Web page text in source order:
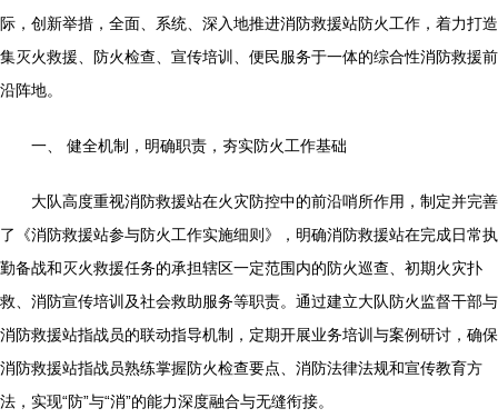
际，创新举措，全面、系统、深入地推进消防救援站防火工作，着力打造
集灭火救援、防火检查、宣传培训、便民服务于一体的综合性消防救援前
沿阵地。
一、 健全机制，明确职责，夯实防火工作基础
大队高度重视消防救援站在火灾防控中的前沿哨所作用，制定并完善
了《消防救援站参与防火工作实施细则》，明确消防救援站在完成日常执
勤备战和灭火救援任务的承担辖区一定范围内的防火巡查、初期火灾扑
救、消防宣传培训及社会救助服务等职责。通过建立大队防火监督干部与
消防救援站指战员的联动指导机制，定期开展业务培训与案例研讨，确保
消防救援站指战员熟练掌握防火检查要点、消防法律法规和宣传教育方
法，实现“防”与“消”的能力深度融合与无缝衔接。